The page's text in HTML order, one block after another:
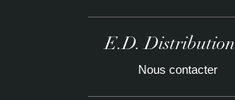
E.D. Distribution
Nous contacter